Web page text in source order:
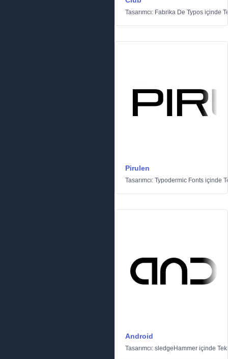
Tasarımcı: Fabrika De Typos içinde
Pirulen
Tasarımcı: Typodermic Fonts içinde
Android
Tasarımcı: sledgeHammer içinde